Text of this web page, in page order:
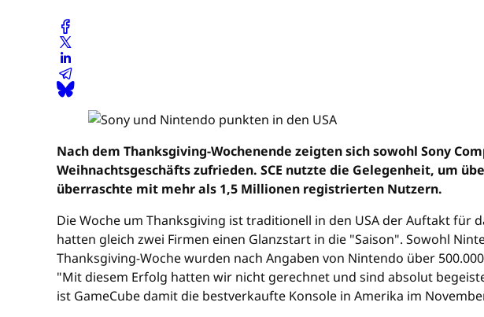
Nach dem Thanksgiving-Wochenende zeigten sich sowohl Sony
Weihnachtsgeschäfts zufrieden. SCE nutzte die Gelegenheit, um
überraschte mit mehr als 1,5 Millionen registrierten Nutzern.
Die Woche um Thanksgiving ist traditionell in den USA der Auftakt für
hatten gleich zwei Firmen einen Glanzstart in die "Saison". Sowohl
Thanksgiving-Woche wurden nach Angaben von Nintendo über
"Mit diesem Erfolg hatten wir nicht gerechnet und sind absolut
ist GameCube damit die bestverkaufte Konsole in Amerika im